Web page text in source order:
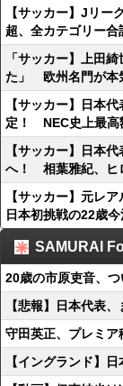
【サッカー】Jリー
超、全カテゴリー合
「サッカー】上田
た」 欧州名門が本
【サッカー】日本
定！ NEC史上最高
【サッカー】日本
へ！ 相葉雅紀、ヒ
【サッカー】元レ
日本初挑戦の22歳
SAMURAI
20歳の市原吏音、
【悲報】日本代表
守田英正、プレミ
【イングランド】